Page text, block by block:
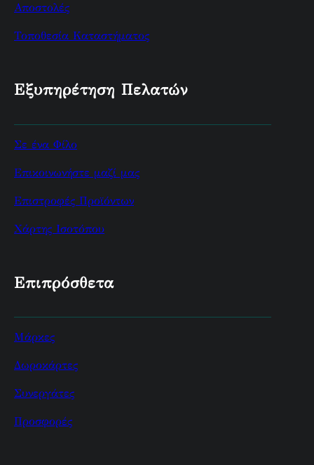
Αποστολές
Τοποθεσία Καταστήματος
Εξυπηρέτηση Πελατών
Σε ένα Φίλο
Επικοινωνήστε μαζί μας
Επιστροφές Προϊόντων
Χάρτης Ισοτόπου
Επιπρόσθετα
Μάρκες
Δωροκάρτες
Συνεργάτες
Προσφορές